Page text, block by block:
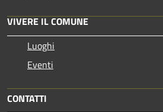
VIVERE IL COMUNE
Luoghi
Eventi
CONTATTI